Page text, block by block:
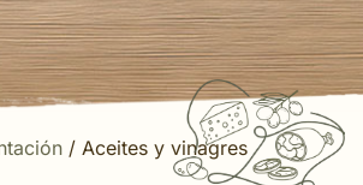
/ Aceites y vinagres